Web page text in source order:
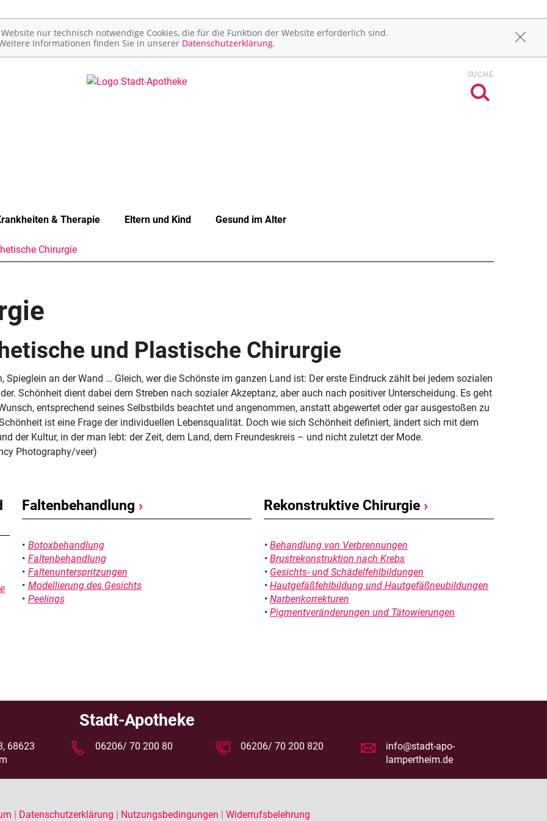
nur technisch notwendige Cookies, die für die Funktion der Website erforderlich sind.
Informationen finden Sie in unserer Datenschutzerklärung.
SUCHE
& Therapie Eltern und Kind Gesund im Alter
Chirurgie
und Plastische Chirurgie
Spieglein an der Wand … Gleich, wer die Schönste im ganzen Land ist: Der erste Eindruck zählt bei jedem sozialen
Schönheit dient dabei dem Streben nach sozialer Akzeptanz, aber auch nach positiver Unterscheidung. Es geht
entsprechend seines Selbstbilds beachtet und angenommen, anstatt abgewertet oder gar ausgestoßen zu
ist eine Frage der individuellen Lebensqualität. Doch wie sich Schönheit definiert, ändert sich mit dem
der Kultur, in der man lebt: der Zeit, dem Land, dem Freundeskreis – und nicht zuletzt der Mode.
Photography/veer)
Faltenbehandlung ›
Botoxbehandlung
Faltenbehandlung
Faltenunterspritzungen
Modellierung des Gesichts
Peelings
Rekonstruktive Chirurgie ›
Behandlung von Verbrennungen
Brustrekonstruktion nach Krebs
Gesichts- und Schädelfehlbildungen
Hautgefäßfehlbildung und Hautgefäßneubildungen
Narbenkorrekturen
Pigmentveränderungen und Tätowierungen
Stadt-Apotheke
68623
06206/ 70 200 80 06206/ 70 200 820
info@stadt-apo-
lampertheim.de
| Datenschutzerklärung | Nutzungsbedingungen | Widerrufsbelehrung